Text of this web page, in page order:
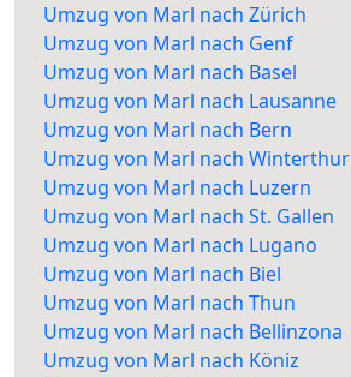
Umzug von Marl nach Zürich
Umzug von Marl nach Genf
Umzug von Marl nach Basel
Umzug von Marl nach Lausanne
Umzug von Marl nach Bern
Umzug von Marl nach Winterthur
Umzug von Marl nach Luzern
Umzug von Marl nach St. Gallen
Umzug von Marl nach Lugano
Umzug von Marl nach Biel
Umzug von Marl nach Thun
Umzug von Marl nach Bellinzona
Umzug von Marl nach Köniz